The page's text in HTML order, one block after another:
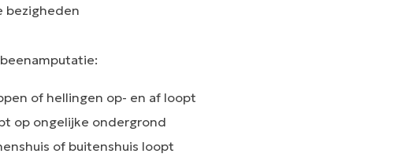
bezigheden
of hellingen op- en af loopt
op ongelijke ondergrond
of buitenshuis loopt